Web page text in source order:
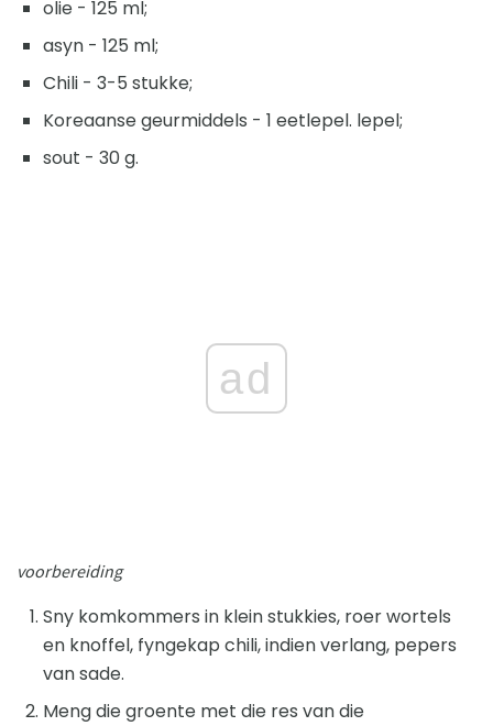
olie - 125 ml;
asyn - 125 ml;
Chili - 3-5 stukke;
Koreaanse geurmiddels - 1 eetlepel. lepel;
sout - 30 g.
ad
voorbereiding
Sny komkommers in klein stukkies, roer wortels
en knoffel, fyngekap chili, indien verlang, pepers
van sade.
Meng die groente met die res van die